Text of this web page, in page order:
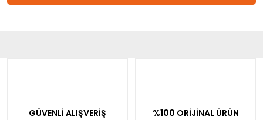
GÜVENLİ ALIŞVERİŞ %100 ORİJİNAL ÜRÜN